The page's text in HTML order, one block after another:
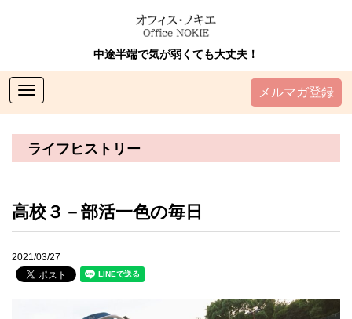
中途半端で気が弱くても大丈夫！
Toggle
navigation
メルマガ登録
ライフヒストリー
高校３－部活一色の毎日
2021/03/27